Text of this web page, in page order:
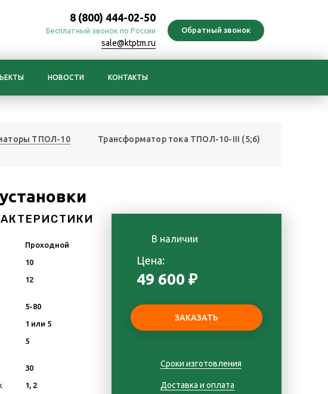
8 (800) 444-02-50
Бесплатный звонок по России
sale@ktptm.ru
НОВОСТИ КОНТАКТЫ
ТПОЛ-10
Трансформатор тока ТПОЛ-10-III (5;6)
Проходной
10
12
5-80
1 или 5
5
30
1, 2
В наличии
Цена:
49 600 ₽
Сроки изготовления
Доставка и оплата